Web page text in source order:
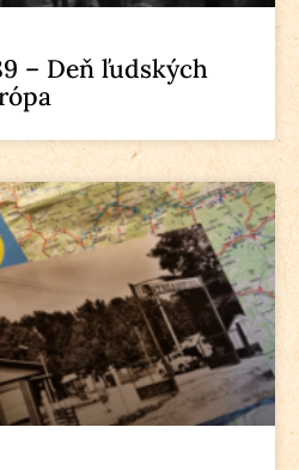
– Deň ľudských